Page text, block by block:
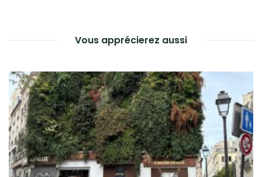
Vous apprécierez aussi